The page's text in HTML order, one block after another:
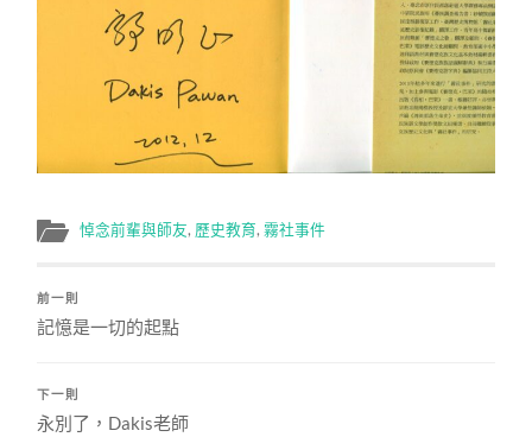
悼念前輩與師友, 歷史教育,霧社事件
前一則
記憶是一切的起點
下一則
永別了，Dakis老師